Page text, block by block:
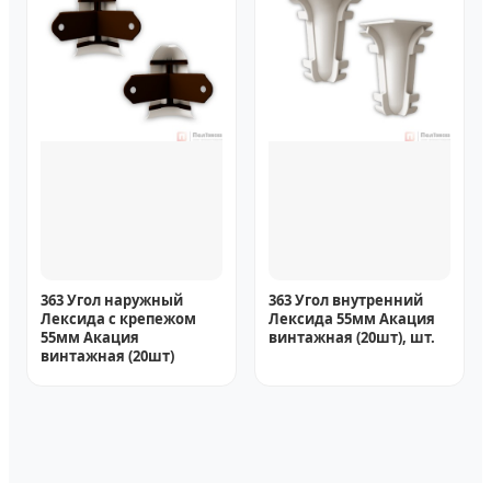
363 Угол наружный
Лексида с крепежом
55мм Акация
винтажная (20шт)
363 Угол внутренний
Лексида 55мм Акация
винтажная (20шт), шт.